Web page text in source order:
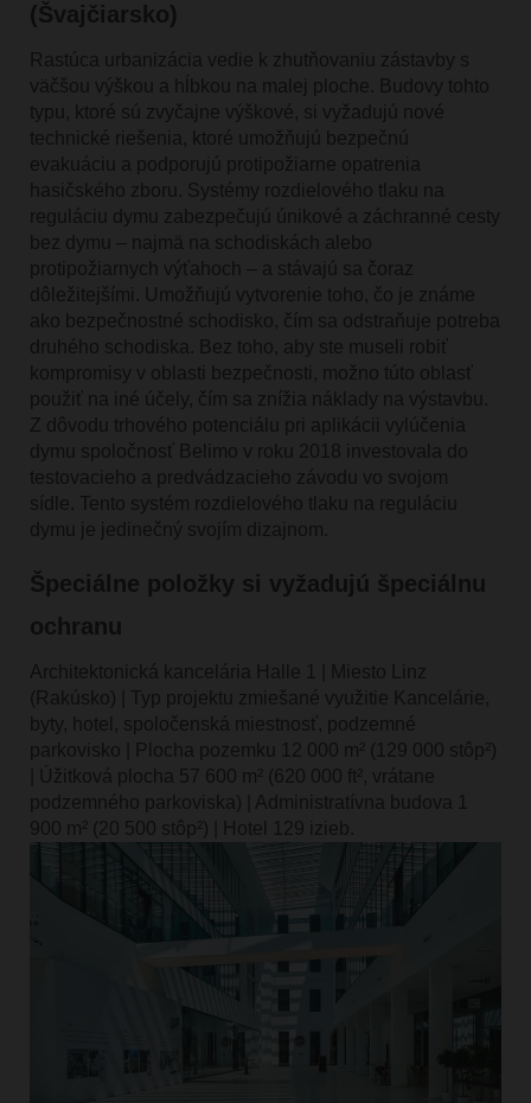
(Švajčiarsko)
Rastúca urbanizácia vedie k zhutňovaniu zástavby s
väčšou výškou a hĺbkou na malej ploche. Budovy tohto
typu, ktoré sú zvyčajne výškové, si vyžadujú nové
technické riešenia, ktoré umožňujú bezpečnú
evakuáciu a podporujú protipožiarne opatrenia
hasičského zboru. Systémy rozdielového tlaku na
reguláciu dymu zabezpečujú únikové a záchranné cesty
bez dymu – najmä na schodiskách alebo
protipožiarnych výťahoch – a stávajú sa čoraz
dôležitejšími. Umožňujú vytvorenie toho, čo je známe
ako bezpečnostné schodisko, čím sa odstraňuje potreba
druhého schodiska. Bez toho, aby ste museli robiť
kompromisy v oblasti bezpečnosti, možno túto oblasť
použiť na iné účely, čím sa znížia náklady na výstavbu.
Z dôvodu trhového potenciálu pri aplikácii vylúčenia
dymu spoločnosť Belimo v roku 2018 investovala do
testovacieho a predvádzacieho závodu vo svojom
sídle. Tento systém rozdielového tlaku na reguláciu
dymu je jedinečný svojím dizajnom.
Špeciálne položky si vyžadujú špeciálnu
ochranu
Architektonická kancelária Halle 1 | Miesto Linz
(Rakúsko) | Typ projektu zmiešané využitie Kancelárie,
byty, hotel, spoločenská miestnosť, podzemné
parkovisko | Plocha pozemku 12 000 m² (129 000 stôp²)
| Úžitková plocha 57 600 m² (620 000 ft², vrátane
podzemného parkoviska) | Administratívna budova 1
900 m² (20 500 stôp²) | Hotel 129 izieb.